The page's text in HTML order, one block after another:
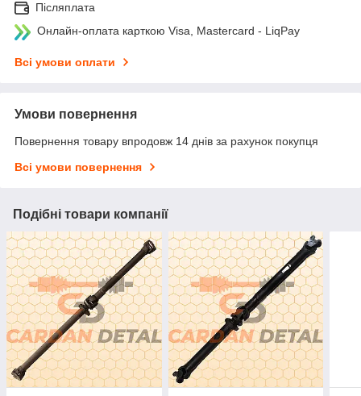
Післяплата
Онлайн-оплата карткою Visa, Mastercard - LiqPay
Всі умови оплати
Умови повернення
Повернення товару впродовж 14 днів за рахунок покупця
Всі умови повернення
Подібні товари компанії